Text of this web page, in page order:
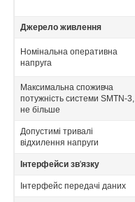
Джерело живлення
Номінальна оперативна
напруга
Максимальна споживча
потужність системи SMTN-3,
не більше
Допустимі тривалі
відхилення напруги
Інтерфейси зв'язку
Інтерфейс передачі даних